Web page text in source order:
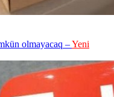
olmayacaq –Yeni